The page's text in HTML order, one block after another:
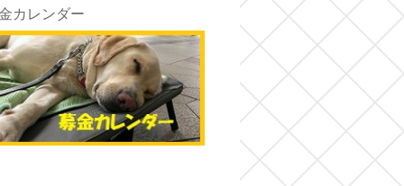
カレンダー